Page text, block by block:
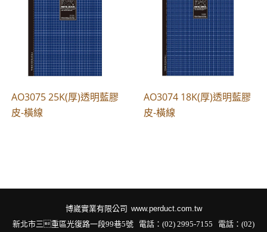
AO3075 25K(厚)透明藍膠
皮-橫線
AO3074 18K(厚)透明藍膠
皮-橫線
博崴實業有限公司 www.perduct.com.tw
新北市三重區光復路一段99巷5號 電話：(02) 2995-7155 電話：(02)